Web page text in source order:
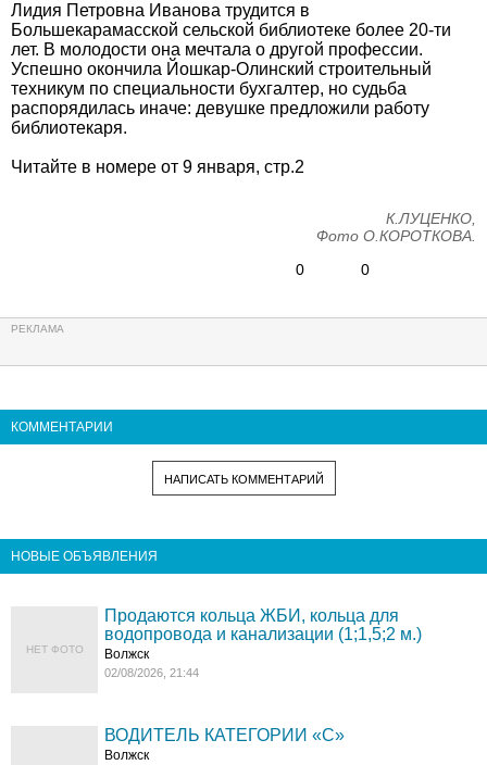
Лидия Петровна Иванова трудится в
Большекарамасской сельской библиотеке более 20-ти
лет. В молодости она мечтала о другой профессии.
Успешно окончила Йошкар-Олинский строительный
техникум по специальности бухгалтер, но судьба
распорядилась иначе: девушке предложили работу
библиотекаря.
Читайте в номере от 9 января, стр.2
К.ЛУЦЕНКО,
Фото О.КОРОТКОВА.
0
0
КОММЕНТАРИИ
НАПИСАТЬ КОММЕНТАРИЙ
НОВЫЕ ОБЪЯВЛЕНИЯ
НЕТ ФОТО
Продаются кольца ЖБИ, кольца для
водопровода и канализации (1;1,5;2 м.)
Волжск
02/08/2026, 21:44
ВОДИТЕЛЬ КАТЕГОРИИ «C»
Волжск